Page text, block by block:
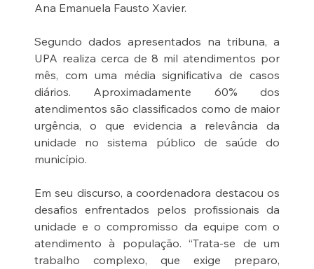
Ana Emanuela Fausto Xavier.
Segundo dados apresentados na tribuna, a
UPA realiza cerca de 8 mil atendimentos por
mês, com uma média significativa de casos
diários. Aproximadamente 60% dos
atendimentos são classificados como de maior
urgência, o que evidencia a relevância da
unidade no sistema público de saúde do
município.
Em seu discurso, a coordenadora destacou os
desafios enfrentados pelos profissionais da
unidade e o compromisso da equipe com o
atendimento à população. “Trata-se de um
trabalho complexo, que exige preparo,